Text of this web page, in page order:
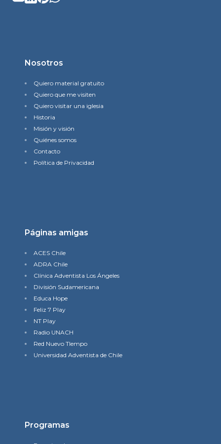
Nosotros
Quiero material gratuito
Quiero que me visiten
Quiero visitar una iglesia
Historia
Misión y visión
Quiénes somos
Contacto
Política de Privacidad
Páginas amigas
ACES Chile
ADRA Chile
Clínica Adventista Los Ángeles
División Sudamericana
Educa Hope
Feliz 7 Play
NT Play
Radio UNACH
Red Nuevo TIempo
Universidad Adventista de Chile
Programas